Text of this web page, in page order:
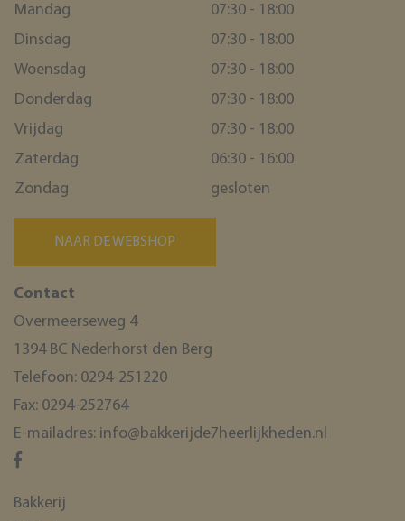
Mandag
07:30 - 18:00
Dinsdag
07:30 - 18:00
Woensdag
07:30 - 18:00
Donderdag
07:30 - 18:00
Vrijdag
07:30 - 18:00
Zaterdag
06:30 - 16:00
Zondag
gesloten
NAAR DE WEBSHOP
Contact
Overmeerseweg 4
1394 BC Nederhorst den Berg
Telefoon: 0294-251220
Fax: 0294-252764
E-mailadres: info@bakkerijde7heerlijkheden.nl
Bakkerij